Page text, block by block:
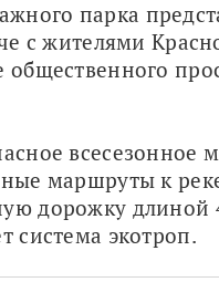
парка
с жителями
всесезонное
маршруты к
дорожку длиной
система экотроп.